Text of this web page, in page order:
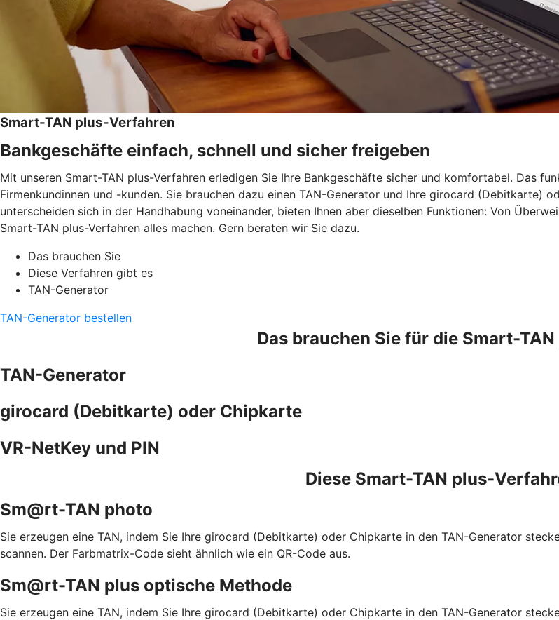
Smart-TAN plus-Verfahren
Bankgeschäfte einfach, schnell und sicher freigeben
Mit unseren Smart-TAN plus-Verfahren erledigen Sie Ihre Bankgeschäfte sicher und komfortabel. Das
Firmenkundinnen und -kunden. Sie brauchen dazu einen TAN-Generator und Ihre girocard (Debitkarte)
unterscheiden sich in der Handhabung voneinander, bieten Ihnen aber dieselben Funktionen: Von
Smart-TAN plus-Verfahren alles machen. Gern beraten wir Sie dazu.
Das brauchen Sie
Diese Verfahren gibt es
TAN-Generator
TAN-Generator bestellen
Das brauchen Sie für die Smart-
TAN-Generator
girocard (Debitkarte) oder Chipkarte
VR-NetKey und PIN
Diese Smart-TAN plus-
Sm@rt-TAN photo
Sie erzeugen eine TAN, indem Sie Ihre girocard (Debitkarte) oder Chipkarte in den TAN-Generator
scannen. Der Farbmatrix-Code sieht ähnlich wie ein QR-Code aus.
Sm@rt-TAN plus optische Methode
Sie erzeugen eine TAN, indem Sie Ihre girocard (Debitkarte) oder Chipkarte in den TAN-Generator